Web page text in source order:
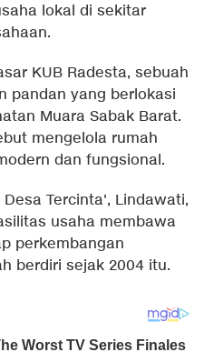
lokal di sekitar
KUB Radesta, sebuah
pandan yang berlokasi
Muara Sabak Barat.
mengelola rumah
dan fungsional.
Tercinta', Lindawati,
usaha membawa
perkembangan
berdiri sejak 2004 itu.